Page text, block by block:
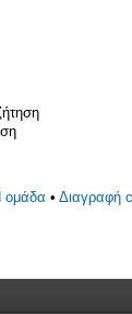
ομάδα • Διαγραφή